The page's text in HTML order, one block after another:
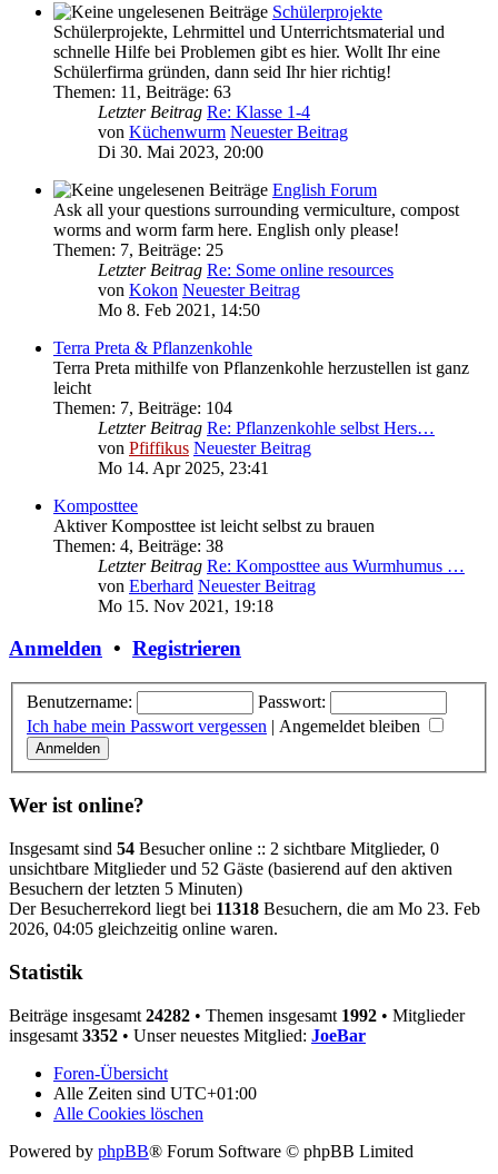
Schülerprojekte
Schülerprojekte, Lehrmittel und Unterrichtsmaterial und
schnelle Hilfe bei Problemen gibt es hier. Wollt Ihr eine
Schülerfirma gründen, dann seid Ihr hier richtig!
Themen: 11 , Beiträge: 63
Letzter Beitrag Re: Klasse 1-4
von Küchenwurm Neuester Beitrag
Di 30. Mai 2023, 20:00
English Forum
Ask all your questions surrounding vermiculture, compost
worms and worm farm here. English only please!
Themen: 7, Beiträge: 25
Letzter Beitrag Re: Some online resources
von Kokon Neuester Beitrag
Mo 8. Feb 2021, 14:50
Terra Preta & Pflanzenkohle
Terra Preta mithilfe von Pflanzenkohle herzustellen ist ganz
leicht
Themen: 7, Beiträge: 104
Letzter Beitrag Re: Pflanzenkohle selbst Hers…
von Pfiffikus Neuester Beitrag
Mo 14. Apr 2025, 23:41
Komposttee
Aktiver Komposttee ist leicht selbst zu brauen
Themen: 4, Beiträge: 38
Letzter Beitrag Re: Komposttee aus Wurmhumus …
von Eberhard Neuester Beitrag
Mo 15. Nov 2021, 19:18
Anmelden • Registrieren
Benutzername:
Passwort:
Ich habe mein Passwort vergessen | Angemeldet bleiben
Wer ist online?
Insgesamt sind 54 Besucher online :: 2 sichtbare Mitglieder, 0
unsichtbare Mitglieder und 52 Gäste (basierend auf den aktiven
Besuchern der letzten 5 Minuten)
Der Besucherrekord liegt bei 11318 Besuchern, die am Mo 23. Feb
2026, 04:05 gleichzeitig online waren.
Statistik
Beiträge insgesamt 24282 • Themen insgesamt 1992 • Mitglieder
insgesamt 3352 • Unser neuestes Mitglied: JoeBar
Foren-Übersicht
Alle Zeiten sind UTC+01:00
Alle Cookies löschen
Powered by phpBB® Forum Software © phpBB Limited